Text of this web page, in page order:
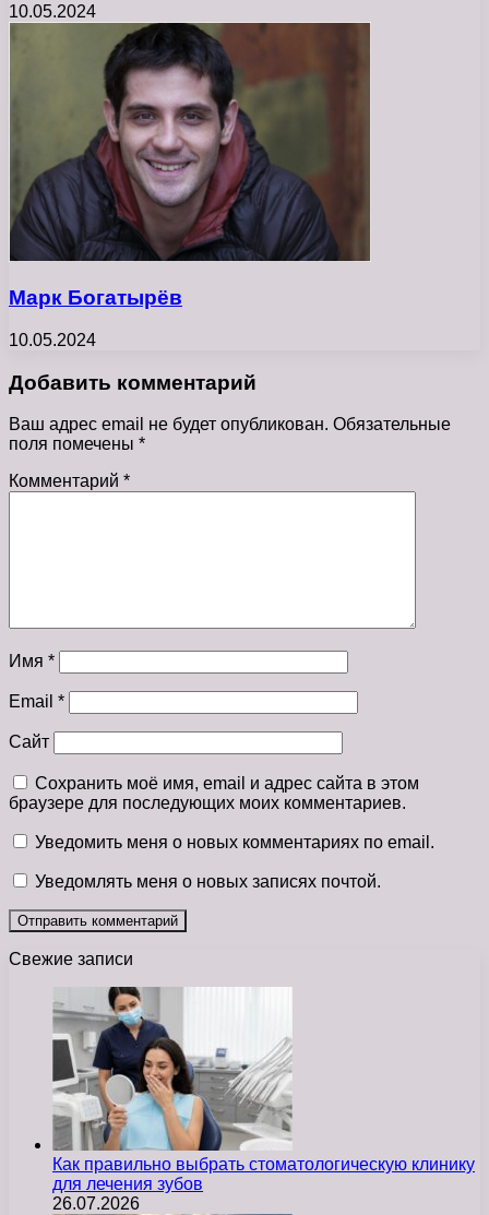
10.05.2024
Марк Богатырёв
10.05.2024
Добавить комментарий
Ваш адрес email не будет опубликован. Обязательные
поля помечены *
Комментарий *
Имя *
Email *
Сайт
Сохранить моё имя, email и адрес сайта в этом
браузере для последующих моих комментариев.
Уведомить меня о новых комментариях по email.
Уведомлять меня о новых записях почтой.
Свежие записи
Как правильно выбрать стоматологическую клинику
для лечения зубов
26.07.2026